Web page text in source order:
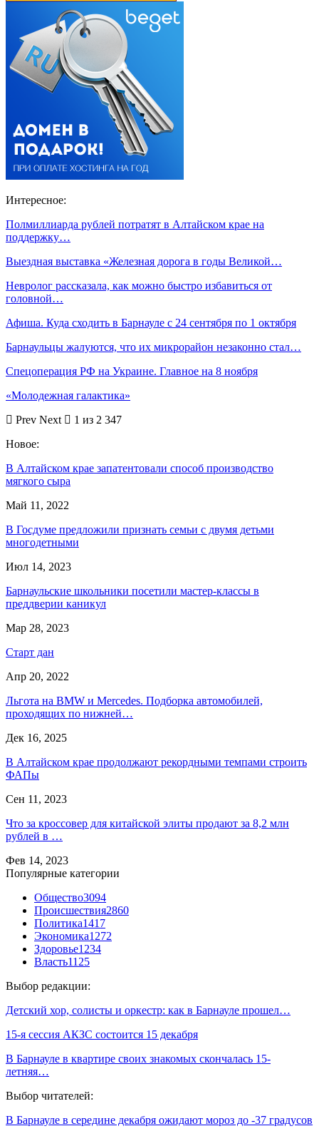
Интересное:
Полмиллиарда рублей потратят в Алтайском крае на
поддержку…
Выездная выставка «Железная дорога в годы Великой…
Невролог рассказала, как можно быстро избавиться от
головной…
Афиша. Куда сходить в Барнауле с 24 сентября по 1 октября
Барнаульцы жалуются, что их микрорайон незаконно стал…
Спецоперация РФ на Украине. Главное на 8 ноября
«Молодежная галактика»
Prev Next
1 из 2 347
Новое:
В Алтайском крае запатентовали способ производство
мягкого сыра
Май 11, 2022
В Госдуме предложили признать семьи с двумя детьми
многодетными
Июл 14, 2023
Барнаульские школьники посетили мастер-классы в
преддверии каникул
Мар 28, 2023
Старт дан
Апр 20, 2022
Льгота на BMW и Mercedes. Подборка автомобилей,
проходящих по нижней…
Дек 16, 2025
В Алтайском крае продолжают рекордными темпами строить
ФАПы
Сен 11, 2023
Что за кроссовер для китайской элиты продают за 8,2 млн
рублей в …
Фев 14, 2023
Популярные категории
Общество3094
Происшествия2860
Политика1417
Экономика1272
Здоровье1234
Власть1125
Выбор редакции:
Детский хор, солисты и оркестр: как в Барнауле прошел…
15-я сессия АКЗС состоится 15 декабря
В Барнауле в квартире своих знакомых скончалась 15-
летняя…
Выбор читателей:
В Барнауле в середине декабря ожидают мороз до -37 градусов